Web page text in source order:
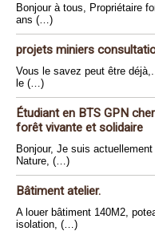
Bonjour à tous, Propriétaire
ans (…)
projets miniers
Vous le savez peut être
le (…)
Étudiant en BTS GPN
forêt vivante et solidaire
Bonjour, Je suis
Nature, (…)
Bâtiment atelier.
A louer bâtiment 140M2,
isolation, (…)